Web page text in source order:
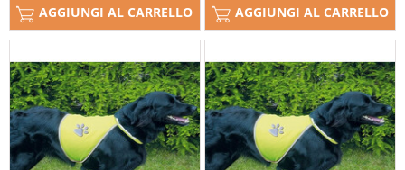
AGGIUNGI AL CARRELLO AGGIUNGI AL CARRELLO